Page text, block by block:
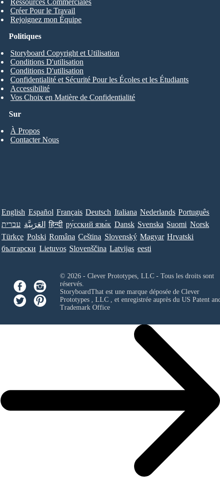
Créer Pour le Travail
Rejoignez mon Équipe
Sur
À Propos
Contacter Nous
Politiques
Storyboard Copyright et Utilisation
Conditions D'utilisation
Conditions D'utilisation
Confidentialité et Sécurité Pour les Écoles et les Étudiants
Accessibilité
Vos Choix en Matière de Confidentialité
English Español Français Deutsch Italiana Nederlands Português
עברית العَرَبِيَّة हिन्दी ру́сский язы́к Dansk Svenska Suomi Norsk
Türkçe Polski Româna Ceština Slovenský Magyar Hrvatski
български Lietuvos Slovenščina Latvijas eesti
© 2026 - Clever Prototypes, LLC - Tous les droits sont
réservés.
StoryboardThat est une marque déposée de Clever
Prototypes , LLC, et enregistrée auprès du US Patent
Trademark Office